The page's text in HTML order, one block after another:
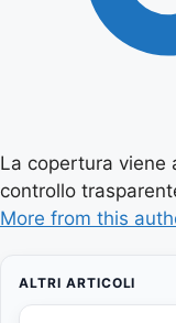
La copertura viene
controllo
More from this
ALTRI ARTICOLI